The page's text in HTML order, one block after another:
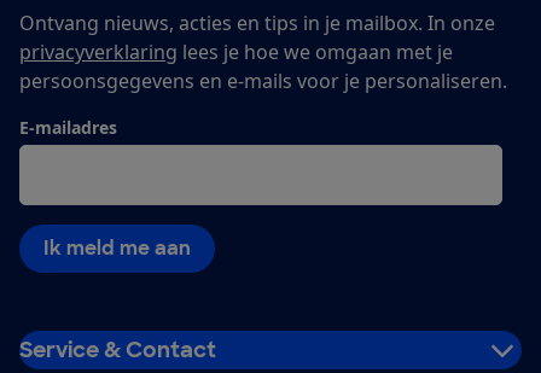
Ontvang nieuws, acties en tips in je mailbox. In onze
privacyverklaring lees je hoe we omgaan met je
persoonsgegevens en e-mails voor je personaliseren.
E-mailadres
Ik meld me aan
Service & Contact